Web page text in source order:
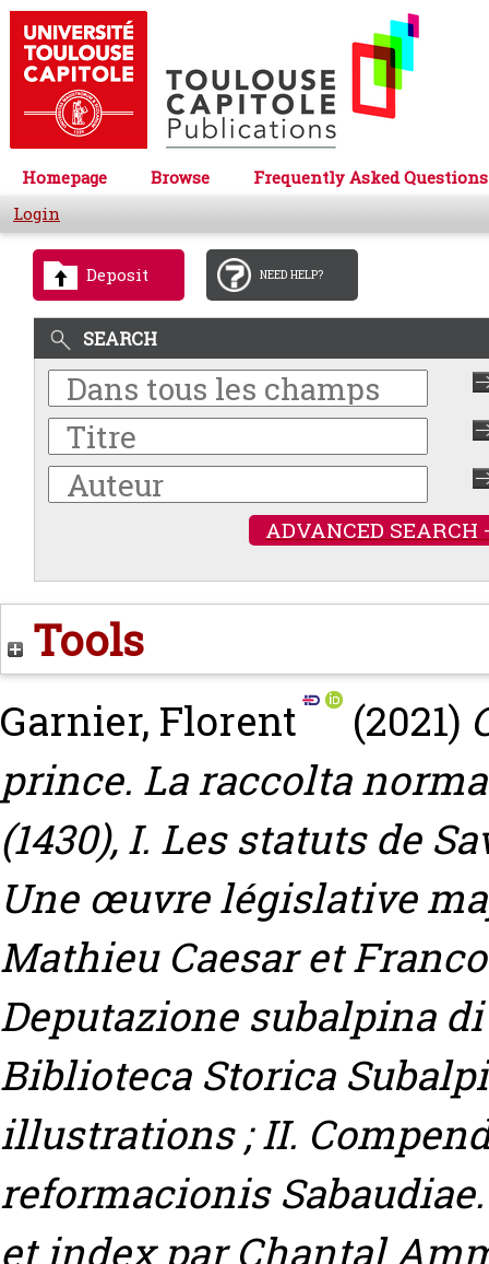
Homepage Browse
Frequently Asked Questions
Login
Deposit NEED HELP?
SEARCH
ADVANCED SEARCH
Tools
Garnier, Florent (2021)
prince. La raccolta
(1430), I. Les statuts de
Une œuvre législative
Mathieu Caesar et
Deputazione subalpina
Biblioteca Storica
illustrations ; II.
reformacionis
et index par Chantal